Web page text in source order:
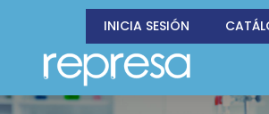
INICIA SESIÓN